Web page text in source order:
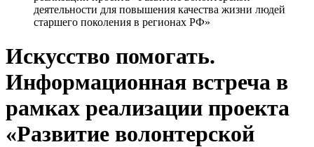
деятельности для повышения качества жизни людей
старшего поколения в регионах РФ»
Искусство помогать.
Информационная встреча в
рамках реализации проекта
«Развитие волонтерской